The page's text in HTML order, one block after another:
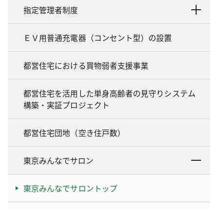
指定管理者制度
ＥＶ用普通充電器（コンセント型）の設置
都営住宅における買物弱者支援事業
都営住宅を活用した単身高齢者の見守りシステム
構築・実証プロジェクト
都営住宅団地（空き住戸数）
東京みんなでサロン
東京みんなでサロントップ